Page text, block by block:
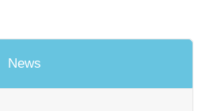
News